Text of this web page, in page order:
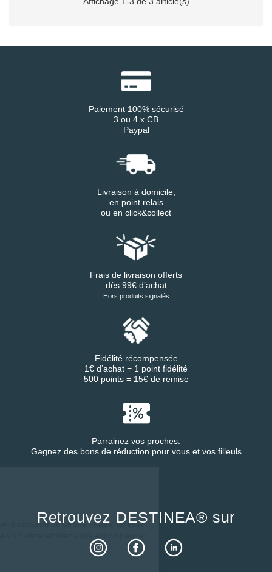
d'être sûrs que le contenu
intéresse avant de vous
Paiement 100% sécurisé
3 ou 4 x CB
Paypal
Livraison à domicile,
en point relais
ou en click&collect
Frais de livraison offerts
dès 99€ d’achat
Hors produits signalés
Fidélité récompensée
1€ d’achat = 1 point fidélité
500 points = 15€ de remise
Parrainez vos proches.
Gagnez des bons de réduction pour vous et vos filleuls
Retrouvez DESTINEA® sur